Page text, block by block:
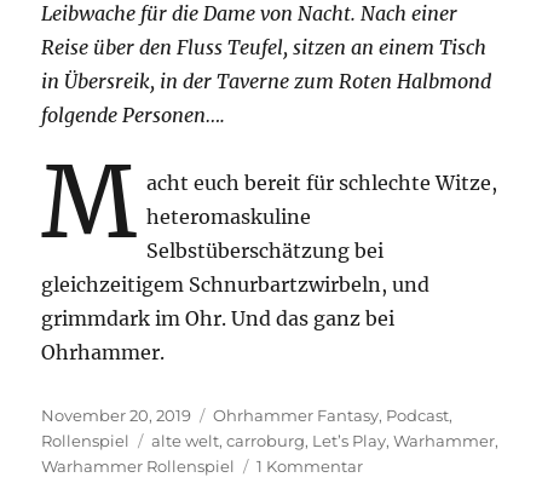
Leibwache für die Dame von Nacht. Nach einer
Reise über den Fluss Teufel, sitzen an einem Tisch
in Übersreik, in der Taverne zum Roten Halbmond
folgende Personen….
M acht euch bereit für schlechte Witze,
heteromaskuline
Selbstüberschätzung bei
gleichzeitigem Schnurbartzwirbeln, und
grimmdark im Ohr. Und das ganz bei
Ohrhammer.
Veröffentlicht
am
November 20, 2019 Kategorien
Ohrhammer Fantasy, Podcast,
Rollenspiel
Schlagwörter
alte welt,carroburg, Let’s Play,Warhammer,
Warhammer Rollenspiel
1 Kommentarzu